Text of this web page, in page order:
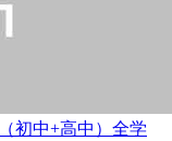
初中+高中）全学